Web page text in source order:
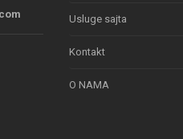
Usluge sajta
Kontakt
O NAMA